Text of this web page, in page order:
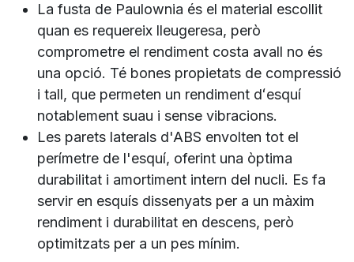
La fusta de Paulownia és el material escollit
quan es requereix lleugeresa, però
comprometre el rendiment costa avall no és
una opció. Té bones propietats de compressió
i tall, que permeten un rendiment dʻesquí
notablement suau i sense vibracions.
Les parets laterals d'ABS envolten tot el
perímetre de l'esquí, oferint una òptima
durabilitat i amortiment intern del nucli. Es fa
servir en esquís dissenyats per a un màxim
rendiment i durabilitat en descens, però
optimitzats per a un pes mínim.